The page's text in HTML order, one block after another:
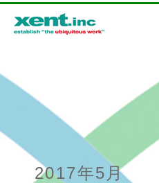
メインメニュー
メインコンテンツへ
サブコンテンツへ移
2017年5月